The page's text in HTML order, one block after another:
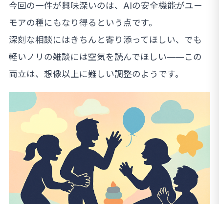
今回の一件が興味深いのは、AIの安全機能がユー
モアの種にもなり得るという点です。
深刻な相談にはきちんと寄り添ってほしい、でも
軽いノリの雑談には空気を読んでほしい——この
両立は、想像以上に難しい調整のようです。